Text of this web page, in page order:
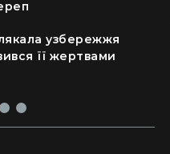
узбережжя
її жертвами